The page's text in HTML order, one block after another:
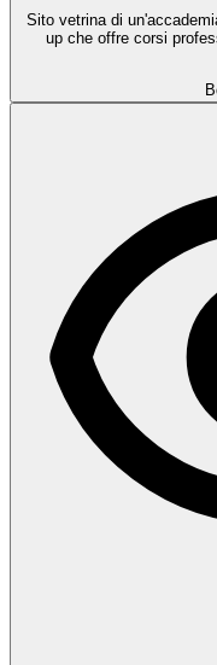
Sito vetrina di
up che offre corsi